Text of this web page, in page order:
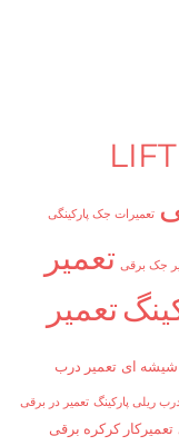
تعمیرات جک پارکینگی
جک برقی تعمیر
تعمیر
شیشه ای تعمیر درب
ریلی پارکینگ تعمیر در برقی
تعمیرکار کرکره برقی